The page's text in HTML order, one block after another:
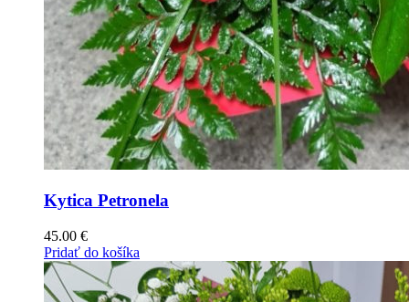
Kytica Petronela
45.00 €
Pridať do košíka